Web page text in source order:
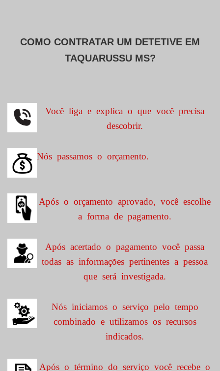
COMO CONTRATAR UM DETETIVE EM
TAQUARUSSU MS?
Você liga e explica o que você precisa
descobrir.
Nós passamos o orçamento.
Após o orçamento aprovado, você escolhe
a forma de pagamento.
Após acertado o pagamento você passa
todas as informações pertinentes a pessoa
que será investigada.
Nós iniciamos o serviço pelo tempo
combinado e utilizamos os recursos
indicados.
Após o término do serviço você recebe o